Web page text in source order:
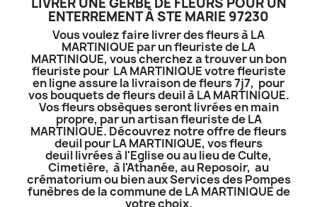
ENTERREMENT À STE MARIE 97230
Vous voulez faire livrer des fleurs à LA
MARTINIQUE par un fleuriste de LA
MARTINIQUE, vous cherchez a trouver un bon
fleuriste pour LA MARTINIQUE votre fleuriste
en ligne assure la livraison de fleurs 7j7, pour
vos bouquets de fleurs deuil à LA MARTINIQUE.
Vos fleurs obsèques seront livrées en main
propre, par un artisan fleuriste de LA
MARTINIQUE. Découvrez notre offre de fleurs
deuil pour LA MARTINIQUE, vos fleurs
deuil livrées à l'Eglise ou au lieu de Culte,
Cimetière, à l'Athanée, au Reposoir, au
crématorium ou bien aux Services des Pompes
funèbres de la commune de LA MARTINIQUE de
votre choix.